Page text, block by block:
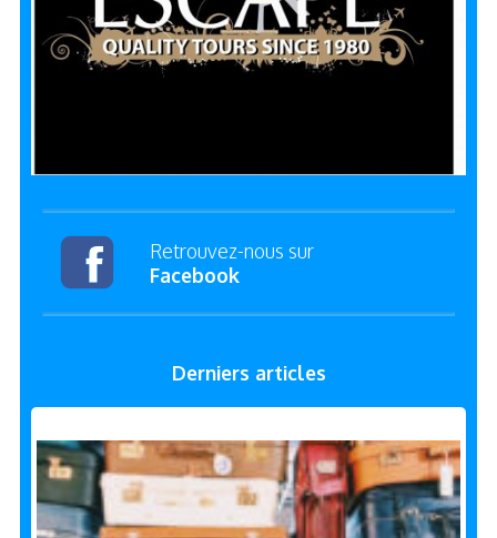
Retrouvez-nous sur
Facebook
Derniers articles